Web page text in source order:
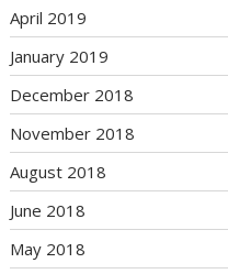
April 2019
January 2019
December 2018
November 2018
August 2018
June 2018
May 2018